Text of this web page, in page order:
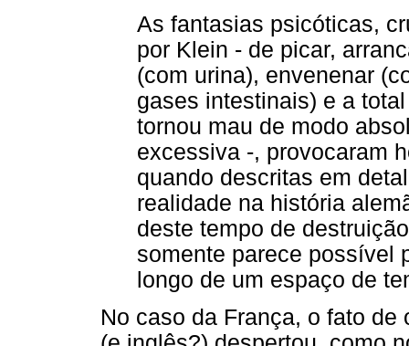
As fantasias psicóticas,
por Klein - de picar,
(com urina), envenenar
gases intestinais) e a
tornou mau de modo
excessiva -, provocaram
quando descritas em
realidade na história
deste tempo de
somente parece possível
longo de um espaço de
No caso da França, o fato